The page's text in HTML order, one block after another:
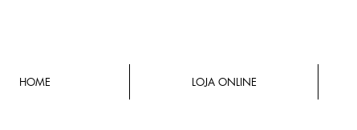
HOME LOJA ONLINE